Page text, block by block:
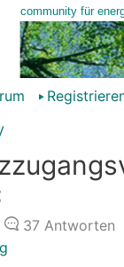
37Antworten